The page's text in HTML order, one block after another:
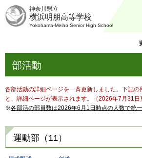
神奈川県立
横浜明朋高等学校
Yokohama-Meiho Senior High School
部活動
各部活動の詳細ページを一斉更新しました。下記の
と、詳細ページが表示されます。（2026年7月31日
※各部活の部員数は2026年6月1日時点の人数で統一
運動部（11）